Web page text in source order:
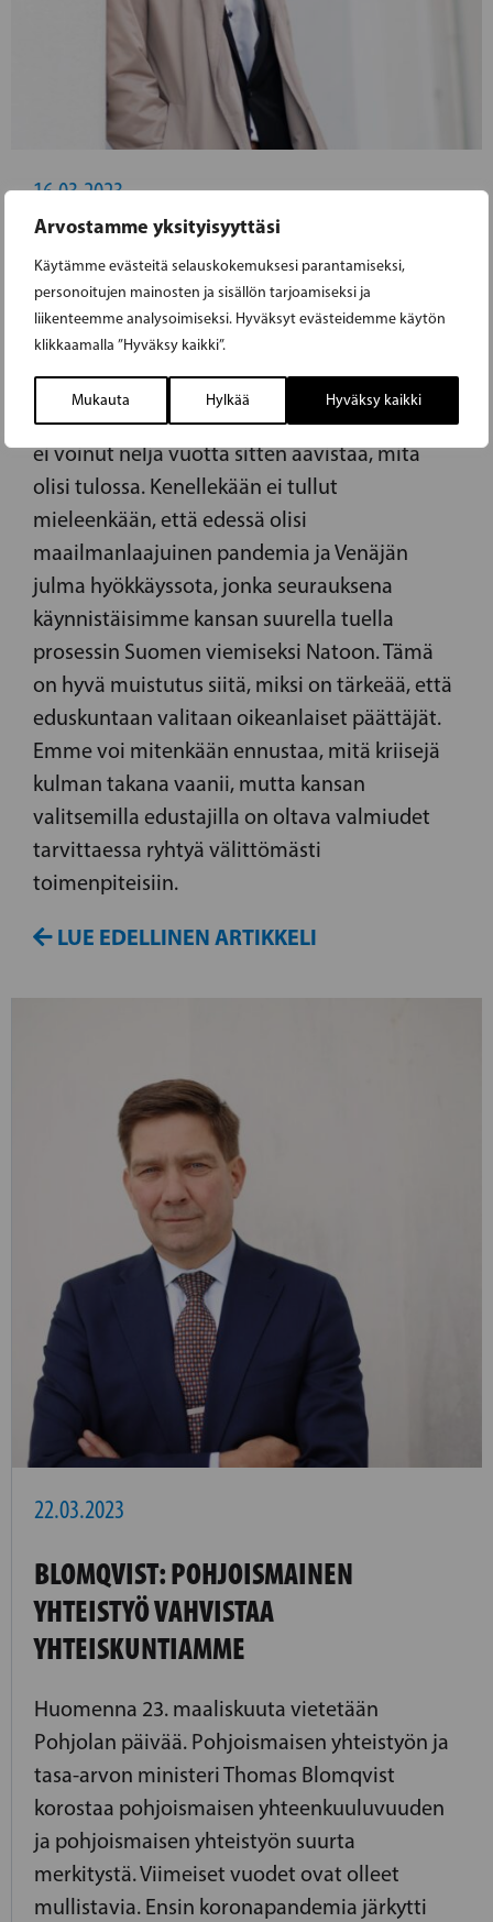
Arvostamme yksityisyyttäsi
Käytämme evästeitä selauskokemuksesi parantamiseksi,
personoitujen mainosten ja sisällön tarjoamiseksi ja
liikenteemme analysoimiseksi. Hyväksyt evästeidemme käytön
klikkaamalla ”Hyväksy kaikki”.
Mukauta Hylkää Hyväksy kaikki
16.03.2023
OSALLISTU, ÄÄNESTÄ – VAALIT
KUTSUVAT!
Sunnuntaina 2. huhtikuuta on jälleen
eduskuntavaalit. Ja taas kerran vaaleilla on
valtava merkitys meille kaikille. Kukaan meistä
ei voinut neljä vuotta sitten aavistaa, mitä
olisi tulossa. Kenellekään ei tullut
mieleenkään, että edessä olisi
maailmanlaajuinen pandemia ja Venäjän
julma hyökkäyssota, jonka seurauksena
käynnistäisimme kansan suurella tuella
prosessin Suomen viemiseksi Natoon. Tämä
on hyvä muistutus siitä, miksi on tärkeää, että
eduskuntaan valitaan oikeanlaiset päättäjät.
Emme voi mitenkään ennustaa, mitä kriisejä
kulman takana vaanii, mutta kansan
valitsemilla edustajilla on oltava valmiudet
tarvittaessa ryhtyä välittömästi
toimenpiteisiin.
LUE EDELLINEN ARTIKKELI
22.03.2023
BLOMQVIST: POHJOISMAINEN
YHTEISTYÖ VAHVISTAA
YHTEISKUNTIAMME
Huomenna 23. maaliskuuta vietetään
Pohjolan päivää. Pohjoismaisen yhteistyön ja
tasa-arvon ministeri Thomas Blomqvist
korostaa pohjoismaisen yhteenkuuluvuuden
ja pohjoismaisen yhteistyön suurta
merkitystä. Viimeiset vuodet ovat olleet
mullistavia. Ensin koronapandemia järkytti